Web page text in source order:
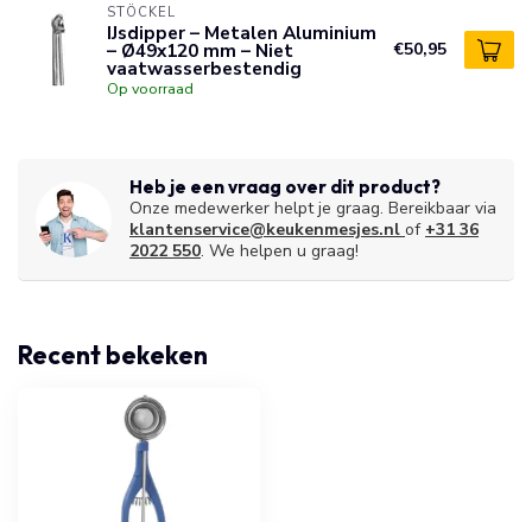
STÖCKEL
IJsdipper – Metalen Aluminium
– Ø49x120 mm – Niet
vaatwasserbestendig
Op voorraad
€50,95
Heb je een vraag over dit product?
Onze medewerker helpt je graag. Bereikbaar via
klantenservice@keukenmesjes.nl of +31 36
2022 550. We helpen u graag!
Recent bekeken